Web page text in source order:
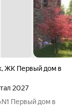
,ЖК Первый дом в
2027
Первый дом в